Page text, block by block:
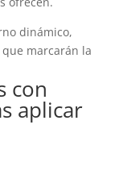
dinámico,
marcarán la
con
aplicar